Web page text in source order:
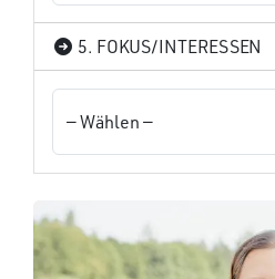
5. FOKUS/INTERESSEN